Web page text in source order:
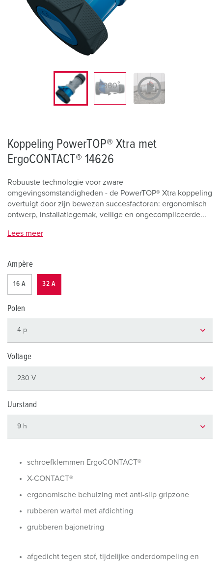
Koppeling PowerTOP® Xtra met
ErgoCONTACT® 14626
Robuuste technologie voor zware
omgevingsomstandigheden - de PowerTOP® Xtra koppeling
overtuigt door zijn bewezen succesfactoren: ergonomisch
ontwerp, installatiegemak, veilige en ongecompliceerde...
Lees meer
Ampère
16 A 32 A
Polen
Voltage
Uurstand
schroefklemmen ErgoCONTACT®
X-CONTACT®
ergonomische behuizing met anti-slip gripzone
rubberen wartel met afdichting
grubberen bajonetring
afgedicht tegen stof, tijdelijke onderdompeling en